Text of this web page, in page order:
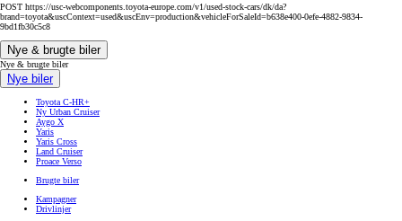
POST https://usc-webcomponents.toyota-europe.com/v1/used-stock-cars/dk/da?
brand=toyota&uscContext=used&uscEnv=production&vehicleForSaleId=b638e400-0efe-4882-9834-
9bd1fb30c5c8
Nye & brugte biler
Nye & brugte biler
Nye biler
Toyota C-HR+
Ny Urban Cruiser
Aygo X
Yaris
Yaris Cross
Land Cruiser
Proace Verso
Brugte biler
Kampagner
Drivlinjer